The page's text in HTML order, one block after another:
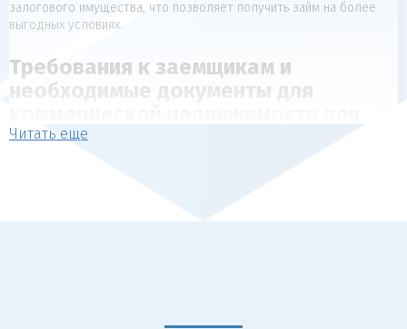
залогового имущества, что позволяет получить займ на более
выгодных условиях.
Требования к заемщикам и
необходимые документы для
коммерческой недвижимости
Читать еще